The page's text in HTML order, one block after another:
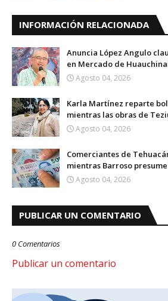
INFORMACIÓN RELACIONADA
Anuncia López Angulo
en Mercado de
Agosto 04, 2026
Karla Martínez reparte
mientras las obras de
Agosto 04, 2026
Comerciantes de
mientras Barroso
Agosto 04, 2026
PUBLICAR UN COMENTARIO
0 Comentarios
Publicar un comentario